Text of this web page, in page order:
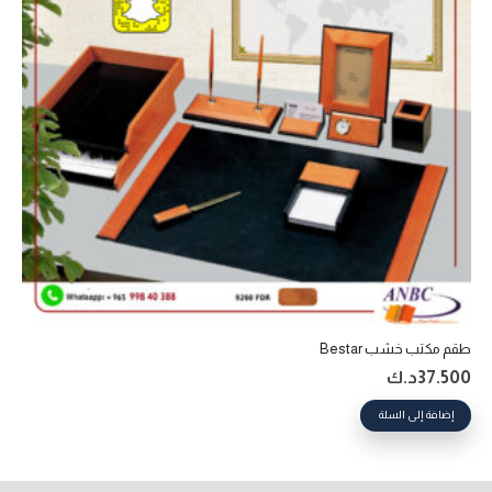
طقم مكتب خشب Bestar
37.500د.ك
إضافة إلى السلة